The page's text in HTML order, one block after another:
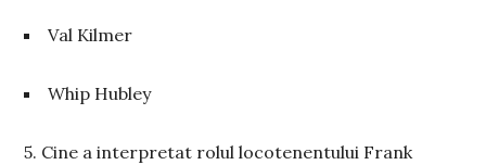
Val Kilmer
Whip Hubley
5. Cine a interpretat rolul locotenentului Frank